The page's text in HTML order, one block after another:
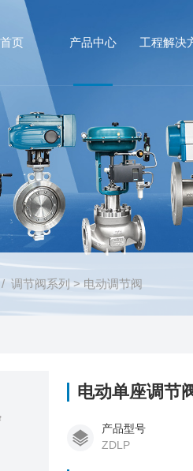
首页 产品中心 工程解决
调节阀系列> 电动调节阀
电动单座调节
产品型号
ZDLP